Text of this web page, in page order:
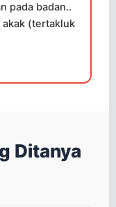
pada badan..
(tertakluk
Ditanya